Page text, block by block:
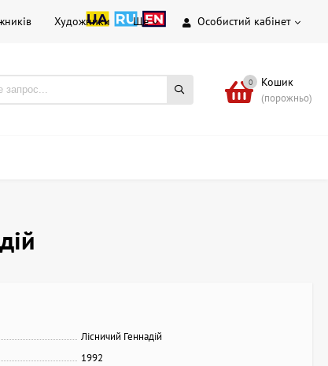
Особистий кабінет
Художники Ще
0 Кошик
(порожньо)
Лісничий Геннадій
1992